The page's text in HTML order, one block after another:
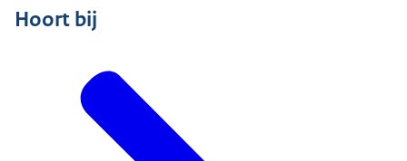
Hoort bij